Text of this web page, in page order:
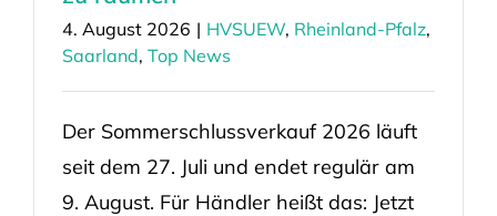
4. August 2026 | HVSUEW, Rheinland-Pfalz,
Saarland, Top News
Der Sommerschlussverkauf 2026 läuft
seit dem 27. Juli und endet regulär am
9. August. Für Händler heißt das: Jetzt